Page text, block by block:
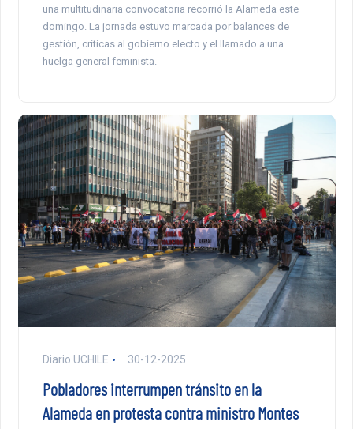
una multitudinaria convocatoria recorrió la Alameda este
domingo. La jornada estuvo marcada por balances de
gestión, críticas al gobierno electo y el llamado a una
huelga general feminista.
Diario UCHILE 30-12-2025
Pobladores interrumpen tránsito en la
Alameda en protesta contra ministro Montes